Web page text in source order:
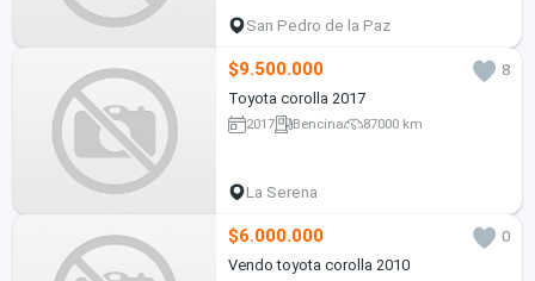
San Pedro de la Paz
$9.500.000
8
Toyota corolla 2017
2017 Bencina 87000 km
La Serena
$6.000.000
0
Vendo toyota corolla 2010